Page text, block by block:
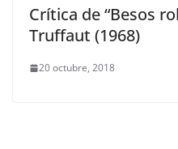
Crítica de “Besos
Truffaut (1968)
20 octubre, 2018